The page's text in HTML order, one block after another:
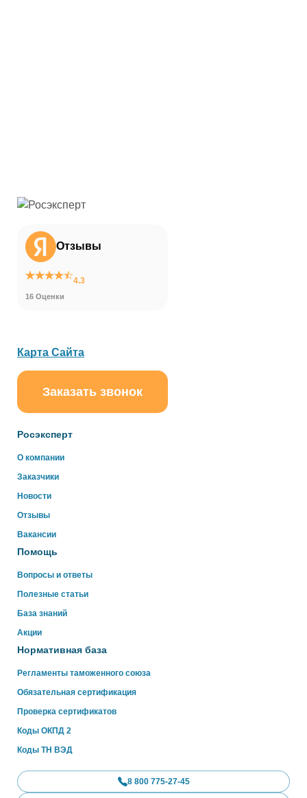
Отзывы
4.3
16 Оценки
Росэксперт
О компании
Заказчики
Новости
Отзывы
Вакансии
Помощь
Вопросы и ответы
Полезные статьи
База знаний
Акции
Нормативная база
Регламенты таможенного союза
Обязательная сертификация
Проверка сертификатов
Коды ОКПД 2
Коды ТН ВЭД
Карта Сайта
Заказать звонок
8 800 775-27-45
online
Здравствуйте!
Свяжитесь с нами через WhatsApp нажав на кнопку